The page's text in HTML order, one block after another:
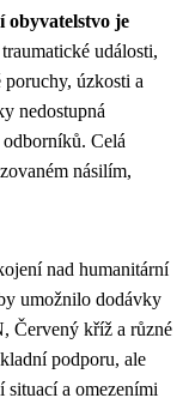
obyvatelstvo je
události,
úzkosti a
nedostupná
Celá
násilím,
nad humanitární
umožnilo dodávky
Červený kříž a různé
podporu, ale
situací a omezeními